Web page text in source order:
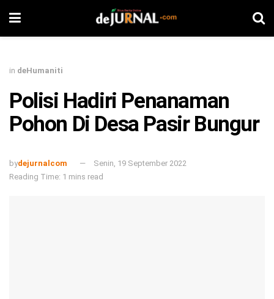
in deHumaniti
Polisi Hadiri Penanaman
Pohon Di Desa Pasir Bungur
bydejurnalcom
Senin, 19 September 2022
Reading Time: 1 mins read